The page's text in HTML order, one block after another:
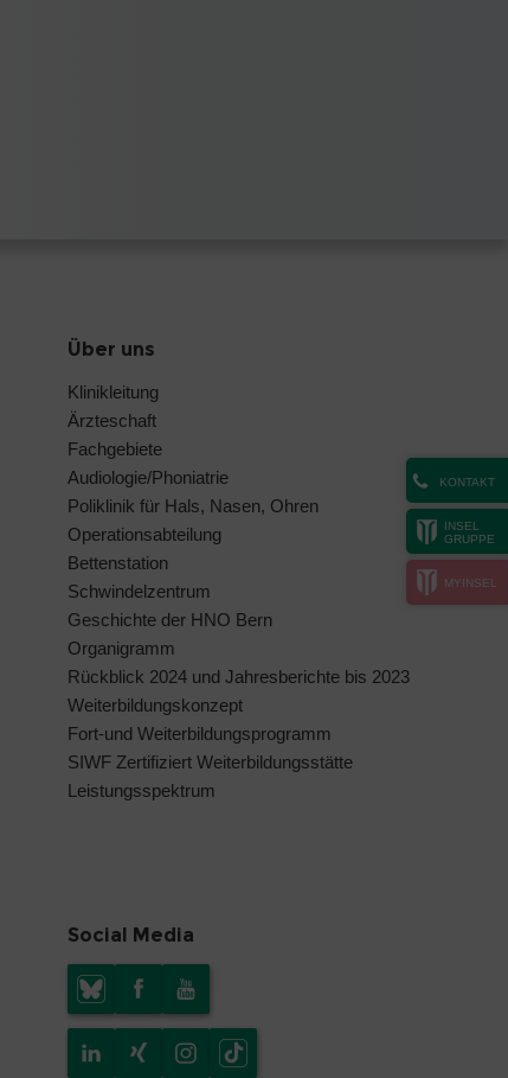
KONTAKT
INSEL
GRUPPE
MYINSEL
Über uns
Klinikleitung
Ärzteschaft
Fachgebiete
Audiologie/Phoniatrie
Poliklinik für Hals, Nasen, Ohren
Operationsabteilung
Bettenstation
Schwindelzentrum
Geschichte der HNO Bern
Organigramm
Rückblick 2024 und Jahresberichte bis 2023
Weiterbildungskonzept
Fort-und Weiterbildungsprogramm
SIWF Zertifiziert Weiterbildungsstätte
Leistungsspektrum
Social Media